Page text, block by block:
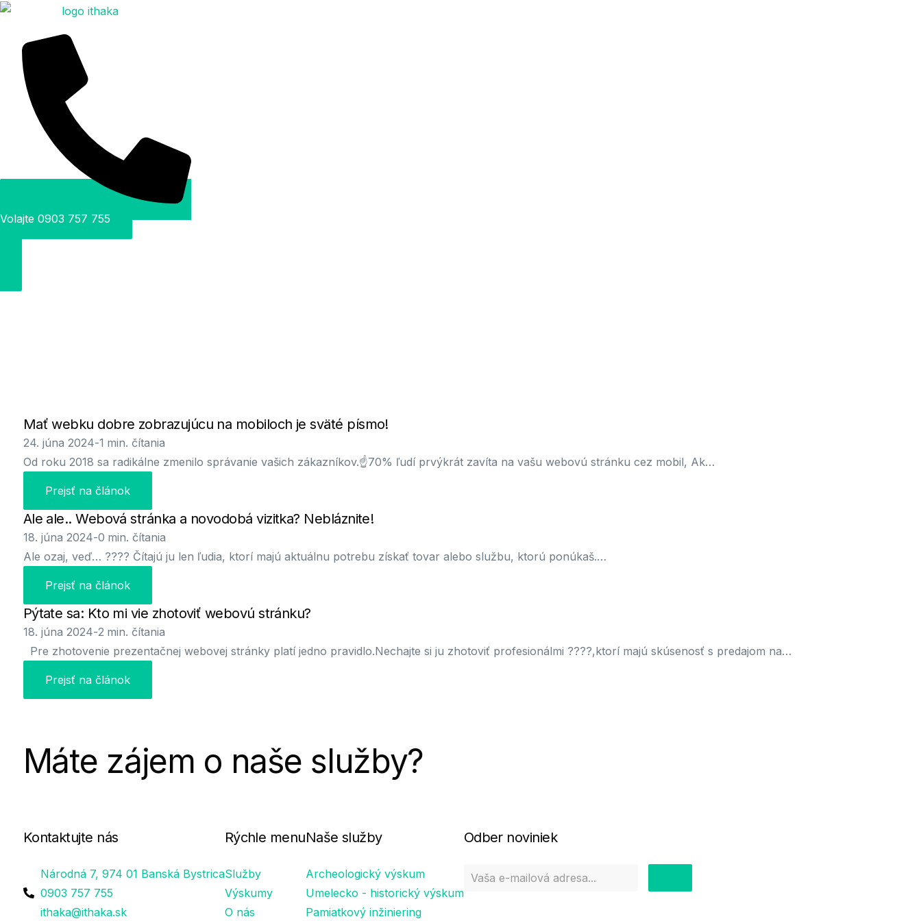
Volajte 0903 757 755
Mať webku dobre zobrazujúcu na mobiloch je sväté písmo!
24. júna 2024-1 min. čítania
Od roku 2018 sa radikálne zmenilo správanie vašich zákazníkov.☝70% ľudí prvýkrát zavíta na vašu webovú stránku cez mobil, Ak…
Prejsť na článok
Ale ale.. Webová stránka a novodobá vizitka? Nebláznite!
18. júna 2024-0 min. čítania
Ale ozaj, veď… ???? Čítajú ju len ľudia, ktorí majú aktuálnu potrebu získať tovar alebo službu, ktorú ponúkaš.…
Prejsť na článok
Pýtate sa: Kto mi vie zhotoviť webovú stránku?
18. júna 2024-2 min. čítania
Pre zhotovenie prezentačnej webovej stránky platí jedno pravidlo.Nechajte si ju zhotoviť profesionálmi ????,ktorí majú skúsenosť s predajom na…
Prejsť na článok
Máte zájem o naše služby?
Kontaktujte nás
Národná 7, 974 01 Banská Bystrica
0903 757 755
ithaka@ithaka.sk
Rýchle menu
Služby
Výskumy
O nás
Naše služby
Archeologický výskum
Umelecko - historický výskum
Pamiatkový inžiniering
Odber noviniek